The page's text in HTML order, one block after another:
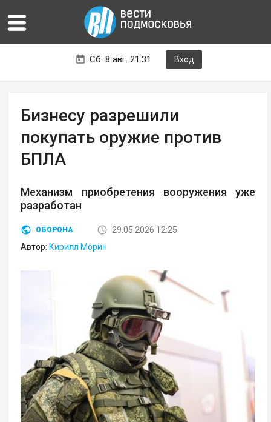
Сб. 8 авг. 21:31 Вход
Бизнесу разрешили
покупать оружие против
БПЛА
Механизм приобретения вооружения уже
разработан
ОБОРОНА
29.05.2026 12:25
Автор: Кирилл Морин